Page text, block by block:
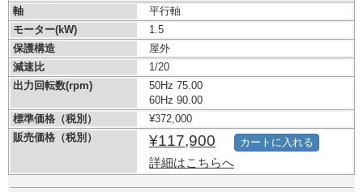
軸
平行軸
モーター(kW)
1.5
保護構造
屋外
減速比
1/20
出力回転数(rpm)
50Hz 75.00
60Hz 90.00
標準価格（税別）
¥372,000
販売価格（税別）
¥117,900
詳細はこちらへ
カートに入れる